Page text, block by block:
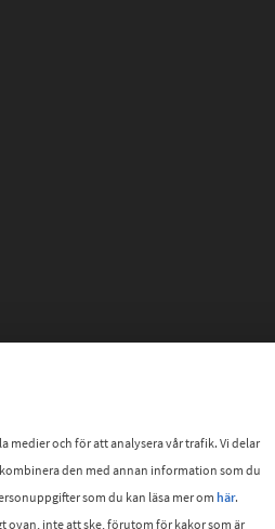
och för att analysera vår trafik. Vi delar
den med annan information som du
som du kan läsa mer om här.
inte att ske, förutom för kakor som är